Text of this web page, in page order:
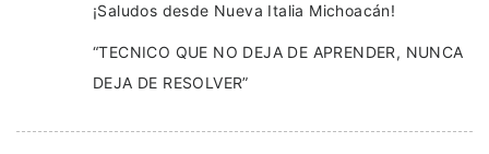
¡Saludos desde Nueva Italia Michoacán!
“TECNICO QUE NO DEJA DE APRENDER, NUNCA
DEJA DE RESOLVER”